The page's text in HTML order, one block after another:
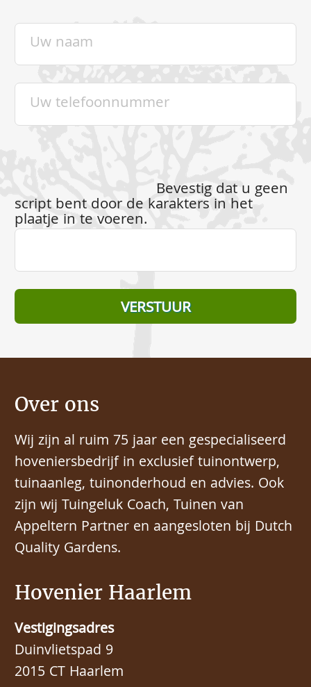
Bevestig dat u geen
script bent door de karakters in het
plaatje in te voeren.
Hovenier Haarlem
Vestigingsadres
Duinvlietspad 9
2015 CT Haarlem
Over ons
Wij zijn al ruim 75 jaar een gespecialiseerd
hoveniersbedrijf in exclusief tuinontwerp,
tuinaanleg, tuinonderhoud en advies. Ook
zijn wij Tuingeluk Coach, Tuinen van
Appeltern Partner en aangesloten bij Dutch
Quality Gardens.